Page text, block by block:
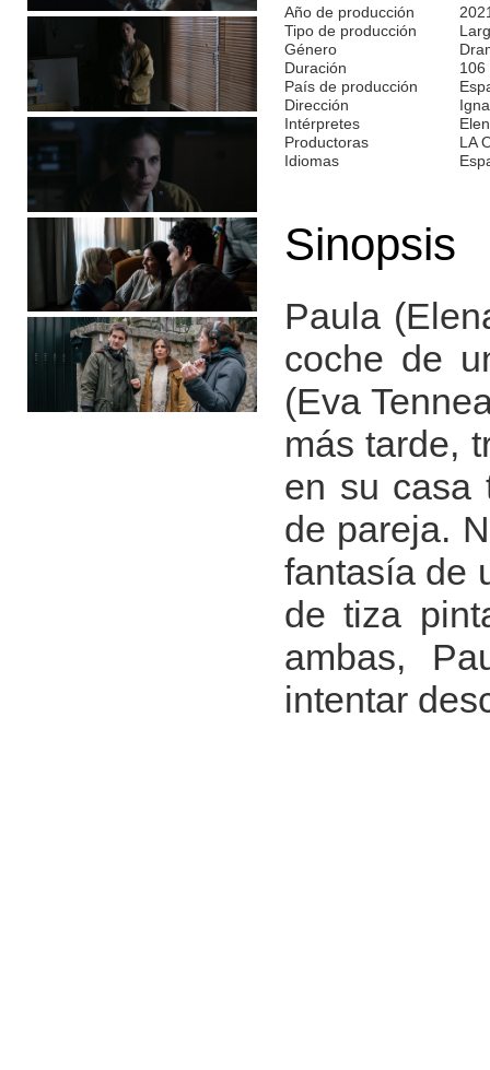
Año de producción
Tipo de producción
Género
Duración
106
País de producción
Dirección
Intérpretes
Productoras
LA
Idiomas
Sinopsis
Paula
coche de
(Eva
más tarde,
en su casa
de pareja.
fantasía de
de tiza
ambas,
intentar